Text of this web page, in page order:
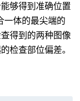
够得到准确位置
一体的最尖端的
得到的两种图像
检查部位偏差。